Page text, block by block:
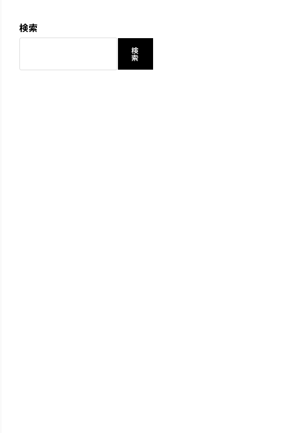
検索
検
索